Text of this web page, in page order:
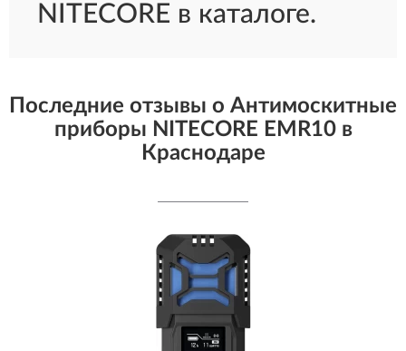
NITECORE в каталоге.
Последние отзывы о Антимоскитные
приборы NITECORE EMR10 в
Краснодаре